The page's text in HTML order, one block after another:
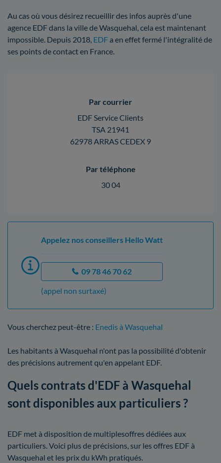
Au cas où vous désirez recueillir des infos auprès d'une
agence EDF dans la ville de Wasquehal, cela est maintenant
impossible. Depuis 2018, EDFa en effet fermé l'intégralité de
ses points de contact en France.
Par courrier
EDF Service Clients
TSA 21941
62978 ARRAS CEDEX 9
Par téléphone
30 04
Appelez nos conseillers Hello Watt
09 78 46 70 62
(appel non surtaxé)
Vous cherchez peut-être : Enedis à Wasquehal
Les habitants à Wasquehal n'ont pas la possibilité d'obtenir
des précisions autrement qu'en appelant EDF.
Quels contrats d'EDF à Wasquehal
sont disponibles aux particuliers ?
EDF met à disposition de multiplesoffres dédiées aux
particuliers. Voici plus de précisions, sur les offres EDF à
Wasquehal et les prix du kWh pratiqués.